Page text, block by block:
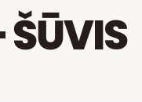
ŠŪVIS